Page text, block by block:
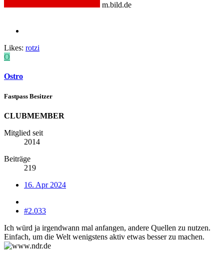
m.bild.de
Likes: rotzi
O
Ostro
Fastpass Besitzer
CLUBMEMBER
Mitglied seit
2014
Beiträge
219
16. Apr 2024
#2.033
Ich würd ja irgendwann mal anfangen, andere Quellen zu nutzen.
Einfach, um die Welt wenigstens aktiv etwas besser zu machen.